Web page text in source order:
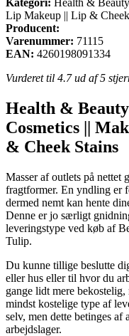
Lip Makeup || Lip &
Producent:
Varenummer: 71115
EAN: 4260198091334
Vurderet til 4.7ud af 5
Health &
Cosmetics ||
& Cheek Stains
Masser af outlets på
fragtformer. En yndling er
dermed nemt kan hente
Denne er jo særligt
leveringstype ved køb af
Tulip.
Du kunne tillige beslutte
eller hus eller til hvor du
gange lidt mere
mindst kostelige type af
selv, men dette betinges
arbejdslager.